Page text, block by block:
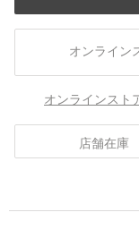
オンライン
オンラインスト
店舗在庫